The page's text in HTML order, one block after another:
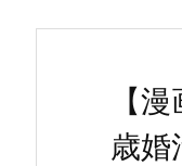
【
歳